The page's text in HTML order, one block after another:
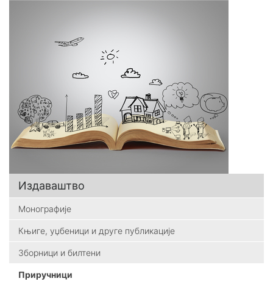
Издаваштво
Монографије
Књиге, уџбеници и друге публикације
Зборници и билтени
Приручници